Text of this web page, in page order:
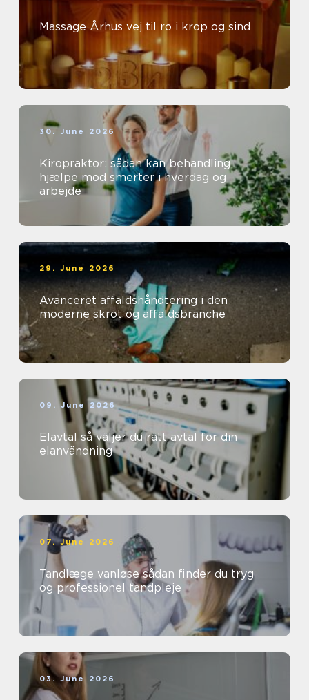
Massage Århus vej til ro i krop og sind
30. June 2026
Kiropraktor: sådan kan behandling
hjælpe mod smerter i hverdag og
arbejde
29. June 2026
Avanceret affaldshåndtering i den
moderne skrot og affaldsbranche
09. June 2026
Elavtal så väljer du rätt avtal för din
elanvändning
07. June 2026
Tandlæge vanløse sådan finder du tryg
og professionel tandpleje
03. June 2026